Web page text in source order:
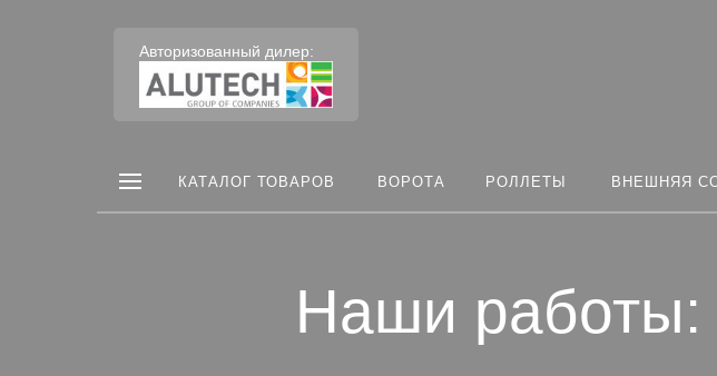
Авторизованный дилер:
КАТАЛОГ ТОВАРОВ ВОРОТА РОЛЛЕТЫ ВНЕШНЯЯ
Наши работы: